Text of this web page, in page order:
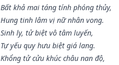
Bất khả mai táng tính phóng thủy,
Hung tinh lâm vị nữ nhân vong.
Sinh ly, tử biệt vô tâm luyến,
Tự yếu quy hưu biệt giá lang.
Khổng tử cửu khúc châu nan độ,